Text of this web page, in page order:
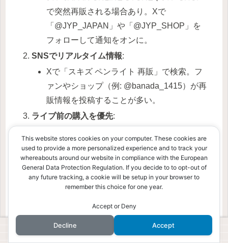
で突然再販される場合あり。Xで
「@JYP_JAPAN」や「@JYP_SHOP」を
フォローして通知をオンに。
SNSでリアルタイム情報:
Xで「スキズ ペンライト 再販」で検索。フ
ァンやショップ（例: @banada_1415）が再
販情報を投稿することが多い。
ライブ前の購入を優先:
8,000円～15,000円に高騰。早めの購入が節
約の鍵。
複数サイトを比較:
Amazon、楽天、JYP公式を同時にチェッ
ク。在庫があるサイトで即購入を。
最新情報: 2023年6月以降、定期的に再販あり。2025
ホーム 検索 トップ サイドバー
This website stores cookies on your computer. These cookies are
used to provide a more personalized experience and to track your
whereabouts around our website in compliance with the European
General Data Protection Regulation. If you decide to to opt-out of
any future tracking, a cookie will be setup in your browser to
remember this choice for one year.
Accept or Deny
Decline Accept